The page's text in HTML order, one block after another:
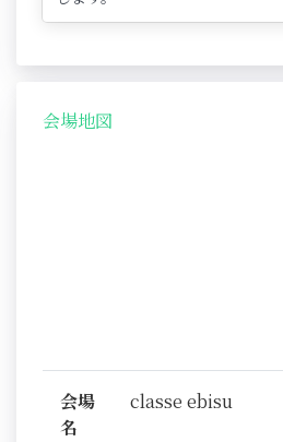
会場地図
会場
名
classe ebisu